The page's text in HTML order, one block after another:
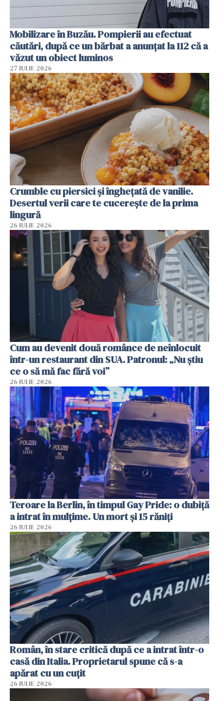
Mobilizare în Buzău. Pompierii au efectuat
căutări, după ce un bărbat a anunțat la 112 că a
văzut un obiect luminos
27 IULIE 2026
Crumble cu piersici și înghețată de vanilie.
Desertul verii care te cucerește de la prima
lingură
26 IULIE 2026
Cum au devenit două românce de neînlocuit
într-un restaurant din SUA. Patronul: „Nu știu
ce o să mă fac fără voi”
26 IULIE 2026
Teroare la Berlin, în timpul Gay Pride: o dubiță
a intrat în mulțime. Un mort și 15 răniți
26 IULIE 2026
Român, în stare critică după ce a intrat într-o
casă din Italia. Proprietarul spune că s-a
apărat cu un cuțit
26 IULIE 2026